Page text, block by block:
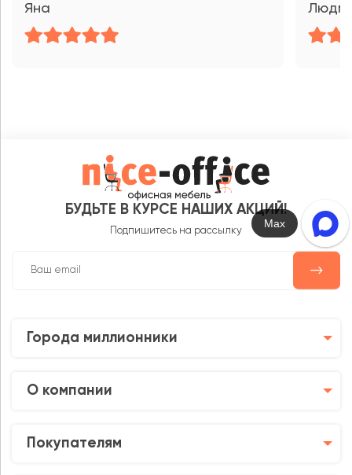
Яна
БУДЬТЕ В КУРСЕ НАШИХ АКЦИЙ!
Подпишитесь на рассылку
Города миллионники
О компании
Покупателям
Max